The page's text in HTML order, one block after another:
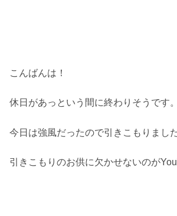
こんばんは！
休日があっという間に終わりそうです。
今日は強風だったので引きこもりました
引きこもりのお供に欠かせないのが